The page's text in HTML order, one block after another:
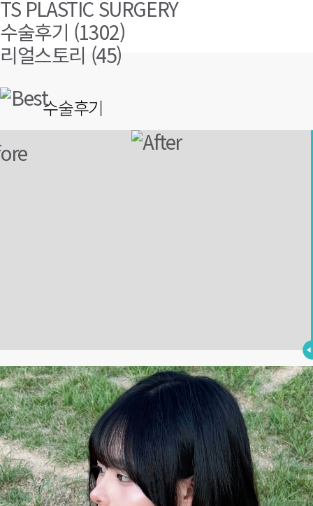
TS PLASTIC SURGERY
수술후기 (1302)
리얼스토리 (45)
수술후기